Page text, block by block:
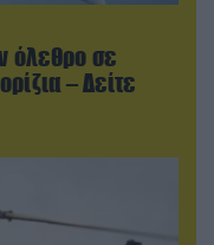
όλεθρο σε
– Δείτε